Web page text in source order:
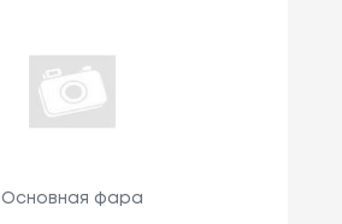
Основная фара